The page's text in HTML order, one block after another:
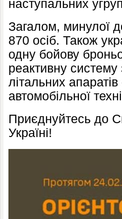
наступальних
Загалом, минулої
870 осіб. Також
одну бойову
реактивну систему
літальних
автомобільної
Приєднуйтесь до
Україні!